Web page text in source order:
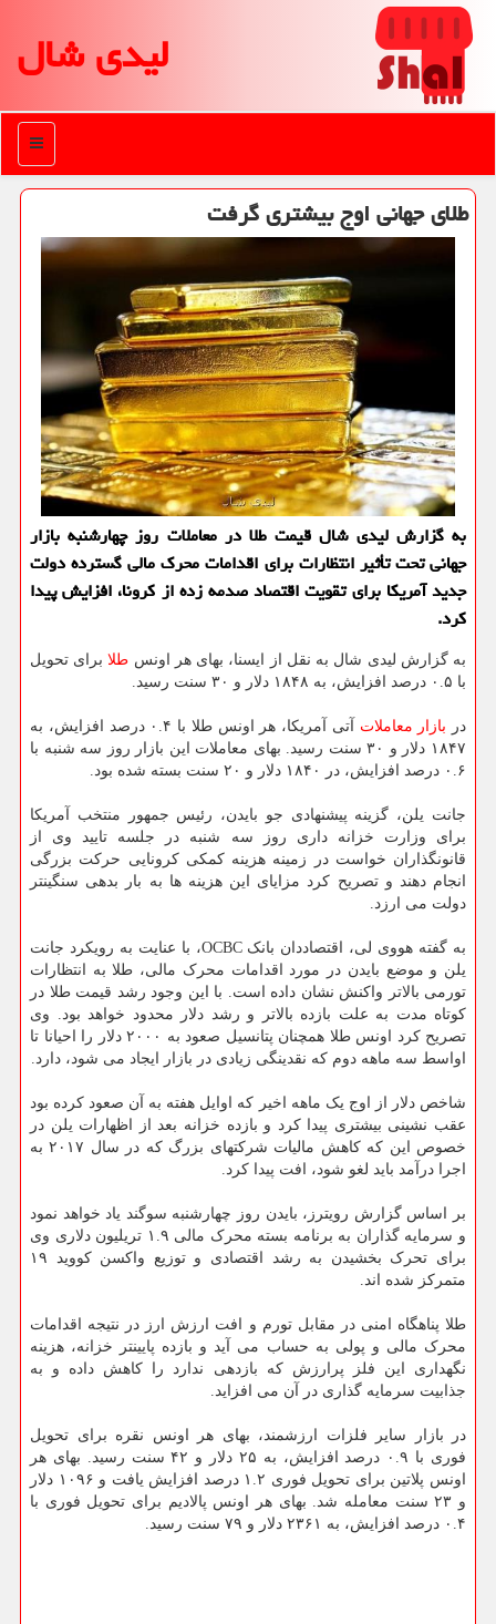
لیدی شال
منو
طلای جهانی اوج بیشتری گرفت
به گزارش لیدی شال قیمت طلا در معاملات روز چهارشنبه بازار
جهانی تحت تأثیر انتظارات برای اقدامات محرک مالی گسترده دولت
جدید آمریکا برای تقویت اقتصاد صدمه زده از کرونا، افزایش پیدا
کرد.
به گزارش لیدی شال به نقل از ایسنا، بهای هر اونس طلابرای تحویل
با ۰.۵ درصد افزایش، به ۱۸۴۸ دلار و ۳۰ سنت رسید.
در بازار معاملات
آتی آمریکا، هر اونس طلا با ۰.۴ درصد افزایش، به
۱۸۴۷ دلار و ۳۰ سنت رسید. بهای معاملات این بازار روز سه شنبه با
۰.۶ درصد افزایش، در ۱۸۴۰ دلار و ۲۰ سنت بسته شده بود.
جانت یلن، گزینه پیشنهادی جو بایدن، رئیس جمهور منتخب آمریکا
برای وزارت خزانه داری روز سه شنبه در جلسه تایید وی از
قانونگذاران خواست در زمینه هزینه کمکی کرونایی حرکت بزرگی
انجام دهند و تصریح کرد مزایای این هزینه ها به بار بدهی سنگینتر
دولت می ارزد.
به گفته هووی لی، اقتصاددان بانک OCBC، با عنایت به رویکرد جانت
یلن و موضع بایدن در مورد اقدامات محرک مالی، طلا به انتظارات
تورمی بالاتر واکنش نشان داده است. با این وجود رشد قیمت طلا در
کوتاه مدت به علت بازده بالاتر و رشد دلار محدود خواهد بود. وی
تصریح کرد اونس طلا همچنان پتانسیل صعود به ۲۰۰۰ دلار را احیانا تا
اواسط سه ماهه دوم که نقدینگی زیادی در بازار ایجاد می شود، دارد.
شاخص دلار از اوج یک ماهه اخیر که اوایل هفته به آن صعود کرده بود
عقب نشینی بیشتری پیدا کرد و بازده خزانه بعد از اظهارات یلن در
خصوص این که کاهش مالیات شرکتهای بزرگ که در سال ۲۰۱۷ به
اجرا درآمد باید لغو شود، افت پیدا کرد.
بر اساس گزارش رویترز، بایدن روز چهارشنبه سوگند یاد خواهد نمود
و سرمایه گذاران به برنامه بسته محرک مالی ۱.۹ تریلیون دلاری وی
برای تحرک بخشیدن به رشد اقتصادی و توزیع واکسن کووید ۱۹
متمرکز شده اند.
طلا پناهگاه امنی در مقابل تورم و افت ارزش ارز در نتیجه اقدامات
محرک مالی و پولی به حساب می آید و بازده پایینتر خزانه، هزینه
نگهداری این فلز پرارزش که بازدهی ندارد را کاهش داده و به
جذابیت سرمایه گذاری در آن می افزاید.
در بازار سایر فلزات ارزشمند، بهای هر اونس نقره برای تحویل
فوری با ۰.۹ درصد افزایش، به ۲۵ دلار و ۴۲ سنت رسید. بهای هر
اونس پلاتین برای تحویل فوری ۱.۲ درصد افزایش یافت و ۱۰۹۶ دلار
و ۲۳ سنت معامله شد. بهای هر اونس پالادیم برای تحویل فوری با
۰.۴ درصد افزایش، به ۲۳۶۱ دلار و ۷۹ سنت رسید.